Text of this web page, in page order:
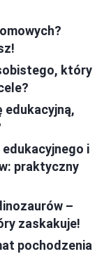
który
edukacyjną,
i
praktyczny
–
zaskakuje!
pochodzenia